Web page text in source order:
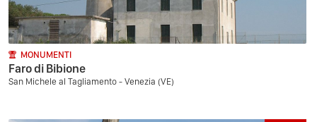
MONUMENTI
Faro di Bibione
San Michele al Tagliamento - Venezia (VE)